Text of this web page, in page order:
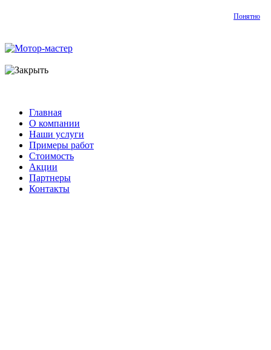
Понятно
Главная
О компании
Наши услуги
Примеры работ
Стоимость
Акции
Партнеры
Контакты